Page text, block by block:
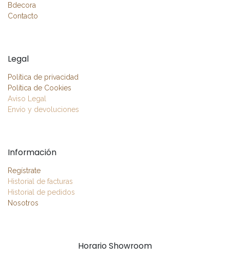
Bdecora
Contacto
Legal
Política de privacidad
Política de Cookies
Aviso Legal
Envío y devoluciones
Información
Regístrate
Historial de facturas
Historial de pedidos
Nosotros
Horario Showroom